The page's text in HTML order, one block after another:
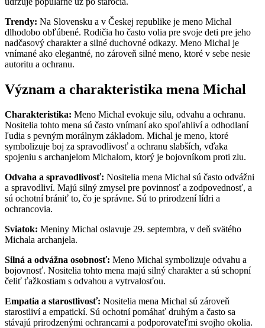
Trendy: Na Slovensku a v Českej republike je meno Michal
dlhodobo obľúbené. Rodičia ho často volia pre svoje deti pre jeho
nadčasový charakter a silné duchovné odkazy. Meno Michal je
vnímané ako elegantné, no zároveň silné meno, ktoré v sebe nesie
autoritu a ochranu.
Význam a charakteristika mena Michal
Charakteristika: Meno Michal evokuje silu, odvahu a ochranu.
Nositelia tohto mena sú často vnímaní ako spoľahliví a odhodlaní
ľudia s pevným morálnym základom. Michal je meno, ktoré
symbolizuje boj za spravodlivosť a ochranu slabších, vďaka
spojeniu s archanjelom Michalom, ktorý je bojovníkom proti zlu.
Odvaha a spravodlivosť: Nositelia mena Michal sú často odvážni
a spravodliví. Majú silný zmysel pre povinnosť a zodpovednosť, a
sú ochotní brániť to, čo je správne. Sú to prirodzení lídri a
ochrancovia.
Sviatok: Meniny Michal oslavuje 29. septembra, v deň svätého
Michala archanjela.
Silná a odvážna osobnosť: Meno Michal symbolizuje odvahu a
bojovnosť. Nositelia tohto mena majú silný charakter a sú schopní
čeliť ťažkostiam s odvahou a vytrvalosťou.
Empatia a starostlivosť: Nositelia mena Michal sú zároveň
starostliví a empatickí. Sú ochotní pomáhať druhým a často sa
stávajú prirodzenými ochrancami a podporovateľmi svojho okolia.